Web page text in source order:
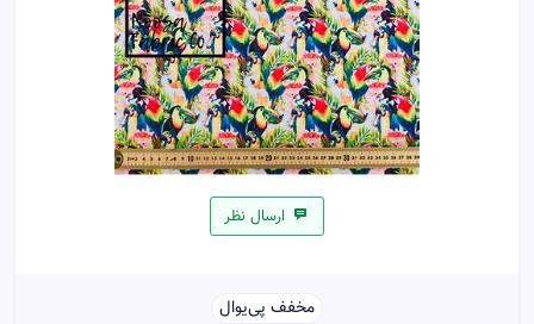
ارسال نظر
مخفف پی‌یو‌ال‌‌